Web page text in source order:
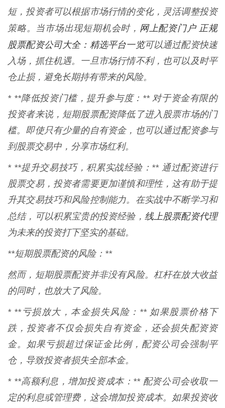
短，投资者可以根据市场行情的变化，灵活调整投资
策略。当市场出现短期机会时， 网上配资门户 正规
股票配资公司大全：精选平台一览可以通过配资快速
入场，抓住机遇。一旦市场行情不利，也可以及时平
仓止损，避免长期持有带来的风险。
* **降低投资门槛，提升参与度：** 对于资金有限的
投资者来说，短期股票配资降低了进入股票市场的门
槛。即使只有少量的自有资金，也可以通过配资参与
到股票交易中，分享市场红利。
* **提升交易技巧，积累实战经验：** 通过配资进行
股票交易，投资者需要更加谨慎和理性，这有助于提
升其交易技巧和风险控制能力。在实战中不断学习和
总结，可以积累宝贵的投资经验， 线上股票配资代理
为未来的投资打下坚实的基础。
**短期股票配资的风险：**
然而，短期股票配资并非没有风险。杠杆在放大收益
的同时，也放大了风险。
* **亏损放大，本金损失风险：** 如果股票价格下
跌，投资者不仅会损失自有资金，还会损失配资资
金。如果亏损超过保证金比例，配资公司会强制平
仓，导致投资者损失全部本金。
* **高额利息，增加投资成本：** 配资公司会收取一
定的利息或管理费，这会增加投资成本。如果投资收